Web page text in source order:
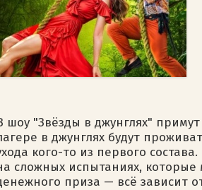
шоу "Звёзды в джунглях"
в джунглях будут
кого-то из первого
сложных испытаниях, которые
приза — всё зависит